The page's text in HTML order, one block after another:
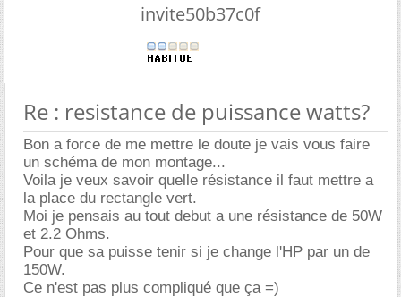
invite50b37c0f
Re : resistance de puissance watts?
Bon a force de me mettre le doute je vais vous faire
un schéma de mon montage...
Voila je veux savoir quelle résistance il faut mettre a
la place du rectangle vert.
Moi je pensais au tout debut a une résistance de 50W
et 2.2 Ohms.
Pour que sa puisse tenir si je change l'HP par un de
150W.
Ce n'est pas plus compliqué que ça =)